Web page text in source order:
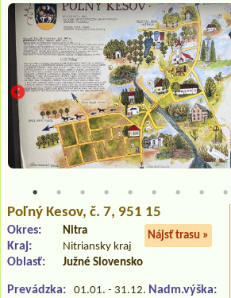
Poľný Kesov, č. 7, 951 15
Nájsť trasu »
Okres: Nitra
Kraj: Nitriansky kraj
Oblasť: Južné Slovensko
Prevádzka: 01.01. - 31.12. Nadm.výška: